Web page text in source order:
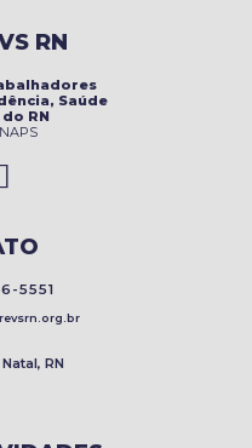
RN
Saúde
RN
5551
RN